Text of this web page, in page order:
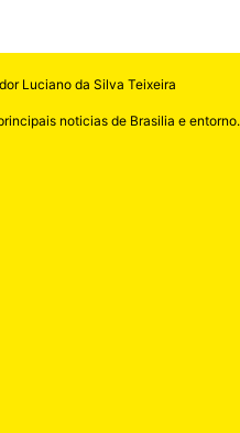
Luciano da Silva Teixeira
noticias de Brasilia e entorno.